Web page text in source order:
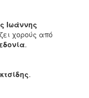
Ιωάννης
χορούς από
.
.